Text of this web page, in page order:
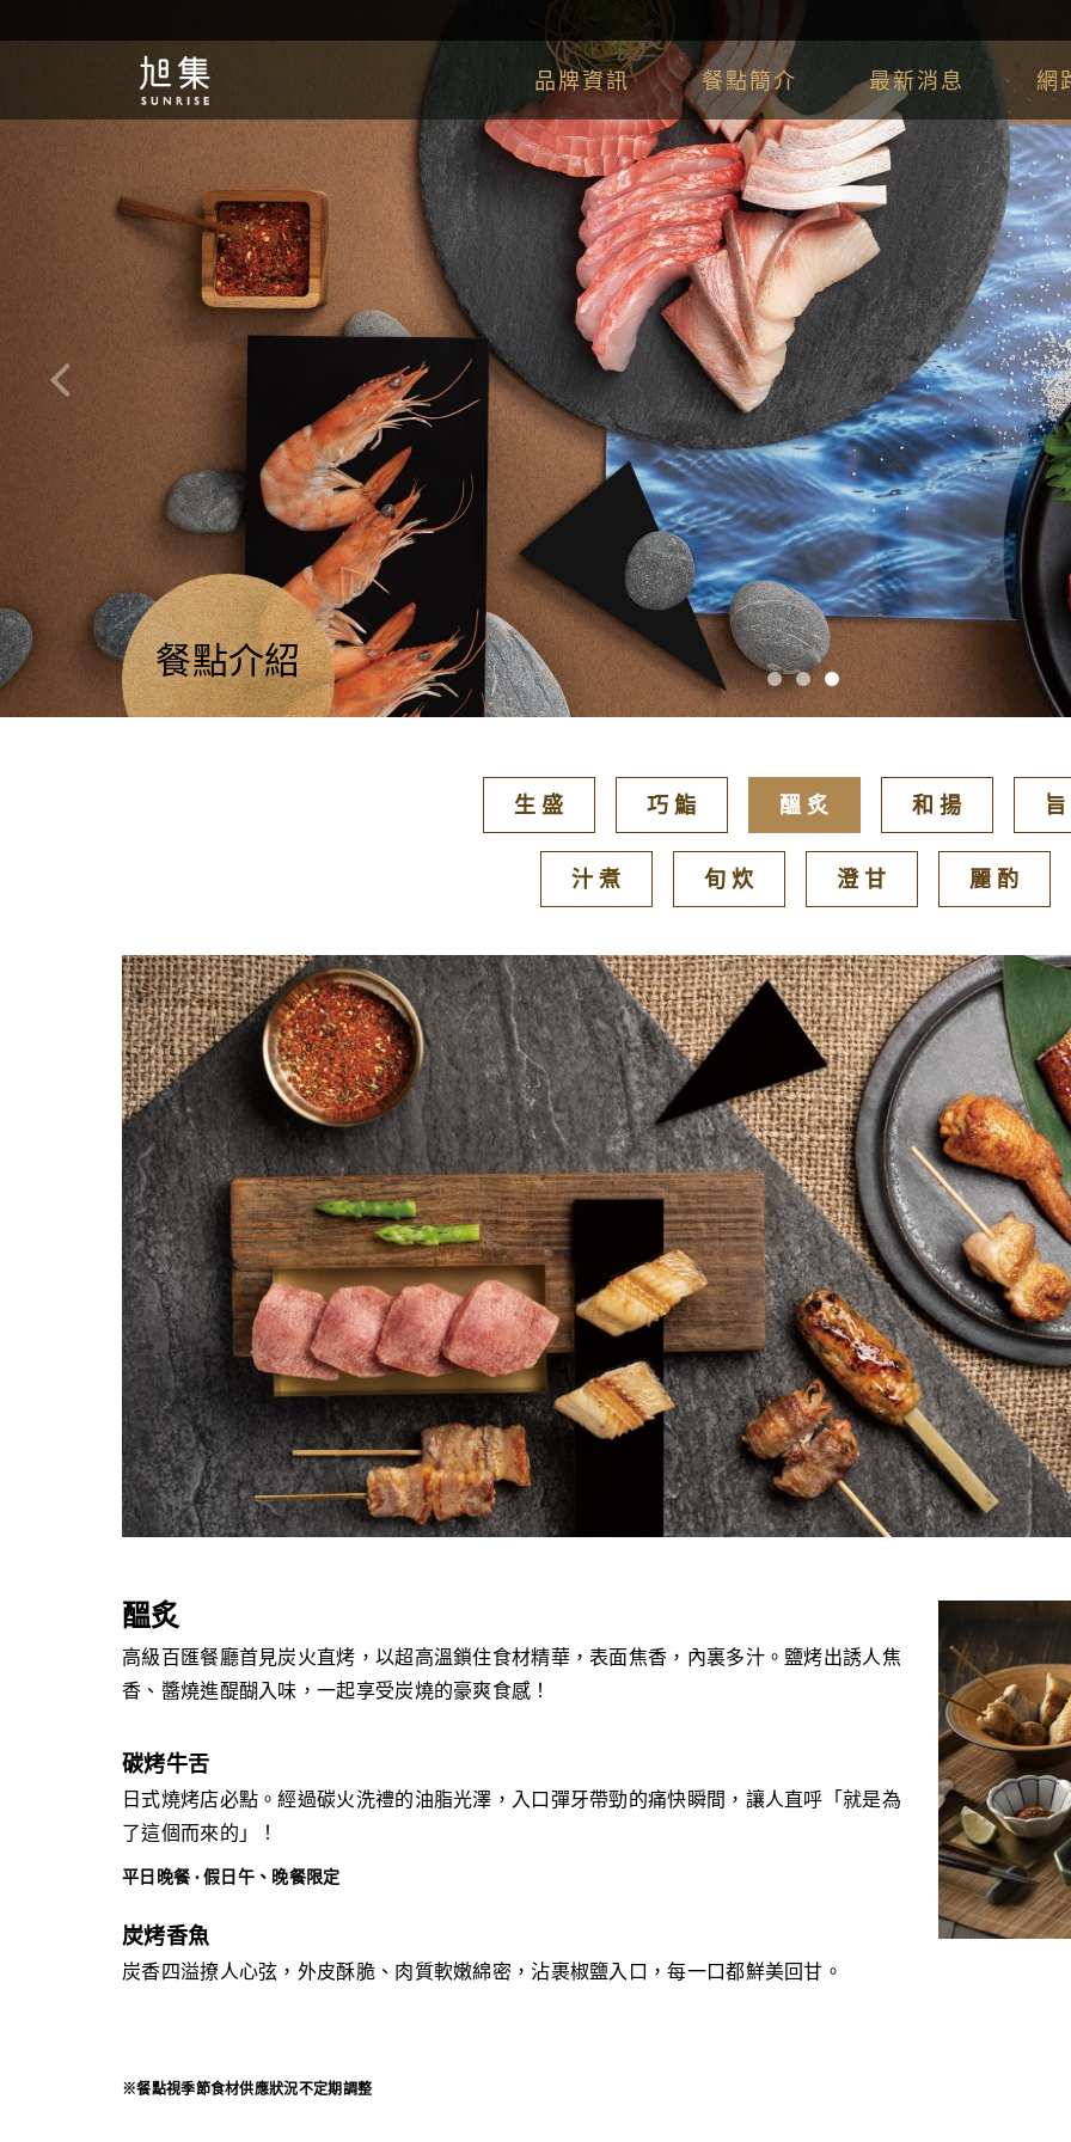
品牌資訊 餐點簡介 最新消息 網
餐點介紹
生 盛 巧 鮨 醞 炙 和 揚
汁 煮 旬 炊 澄 甘 麗 酌
醞炙
高級百匯餐廳首見炭火直烤，以超高溫鎖住食材精華，表面焦香，內裏多汁。鹽烤出誘人焦
香、醬燒進醍醐入味，一起享受炭燒的豪爽食感！
碳烤牛舌
日式燒烤店必點。經過碳火洗禮的油脂光澤，入口彈牙帶勁的痛快瞬間，讓人直呼「就是為
了這個而來的」！
平日晚餐 · 假日午、晚餐限定
炭烤香魚
炭香四溢撩人心弦，外皮酥脆、肉質軟嫩綿密，沾裹椒鹽入口，每一口都鮮美回甘。
※餐點視季節食材供應狀況不定期調整